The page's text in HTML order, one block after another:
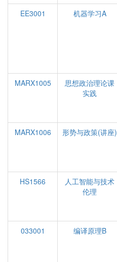
EE3001
机器学习A
MARX1005
思想政治理论课
实践
MARX1006
形势与政策(讲座)
HS1566
人工智能与技术
伦理
033001
编译原理B